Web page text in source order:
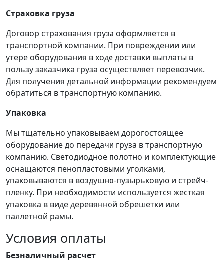
Страховка груза
Договор страхования груза оформляется в
транспортной компании. При повреждении или
утере оборудования в ходе доставки выплаты в
пользу заказчика груза осуществляет перевозчик.
Для получения детальной информации рекомендуем
обратиться в транспортную компанию.
Упаковка
Мы тщательно упаковываем дорогостоящее
оборудование до передачи груза в транспортную
компанию. Светодиодное полотно и комплектующие
оснащаются пенопластовыми уголками,
упаковываются в воздушно-пузырьковую и стрейч-
пленку. При необходимости используется жесткая
упаковка в виде деревянной обрешетки или
паллетной рамы.
Условия оплаты
Безналичный расчет